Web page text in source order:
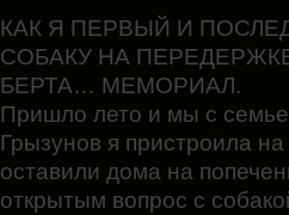
КАК Я ПЕРВЫЙ И
СОБАКУ НА
БЕРТА… МЕМОРИАЛ.
Пришло лето и мы с
Грызунов я пристроила
оставили дома на
открытым вопрос с